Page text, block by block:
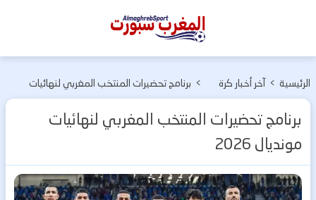
المغرب
الرئيسية > آخر أخبار كرة
> برنامج تحضيرات المنتخب المغربي لنهائيات
برنامج تحضيرات المنتخب المغربي لنهائيات
مونديال 2026